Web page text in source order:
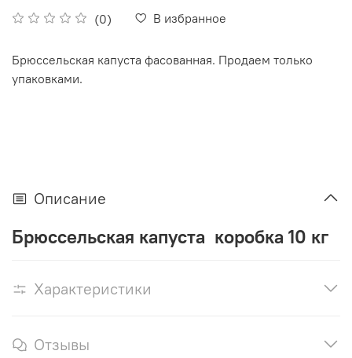
(0) В избранное
Брюссельская капуста фасованная. Продаем только
упаковками.
Описание
Брюссельская капуста коробка 10 кг
Характеристики
Отзывы